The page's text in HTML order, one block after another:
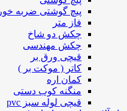
پیچ گوشتی ضربه خور
فاز متر
چکش دو شاخ
چکش مهندسی
قیچی ورق بر
کاتر ( موکت بر )
کمان اره
منگنه کوب دستی
قیچی لوله سبز pvc